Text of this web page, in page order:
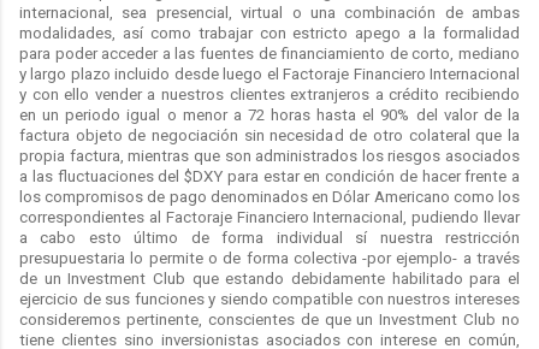
internacional, sea presencial, virtual o una combinación de ambas
modalidades, así como trabajar con estricto apego a la formalidad
para poder acceder a las fuentes de financiamiento de corto, mediano
y largo plazo incluido desde luego el Factoraje Financiero Internacional
y con ello vender a nuestros clientes extranjeros a crédito recibiendo
en un periodo igual o menor a 72 horas hasta el 90% del valor de la
factura objeto de negociación sin necesidad de otro colateral que la
propia factura, mientras que son administrados los riesgos asociados
a las fluctuaciones del $DXY para estar en condición de hacer frente a
los compromisos de pago denominados en Dólar Americano como los
correspondientes al Factoraje Financiero Internacional, pudiendo llevar
a cabo esto último de forma individual sí nuestra restricción
presupuestaria lo permite o de forma colectiva -por ejemplo- a través
de un Investment Club que estando debidamente habilitado para el
ejercicio de sus funciones y siendo compatible con nuestros intereses
consideremos pertinente, conscientes de que un Investment Club no
tiene clientes sino inversionistas asociados con interese en común,